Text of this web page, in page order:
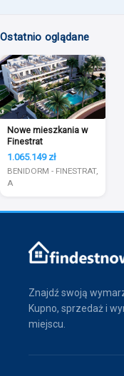
Ostatnio oglądane
Nowe mieszkania w
Finestrat
1.065.149 zł
BENIDORM - FINESTRAT,
A
Znajdź swoją
Kupno, sprzedaż i
miejscu.